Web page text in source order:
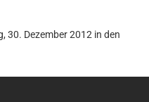
30. Dezember 2012 in den